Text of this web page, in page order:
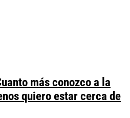
más conozco a la
quiero estar cerca de